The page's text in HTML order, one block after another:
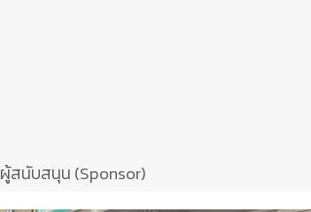
ผู้สนับสนุน (Sponsor)